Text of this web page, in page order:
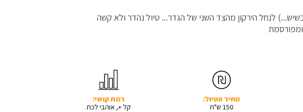
לנחל הירקון מהצד השני של הגדר... טיול נהדר ולא קשה
מחיר הטיול:
150 ש"ח
רמת קושי:
קל +, אוהבי לכת